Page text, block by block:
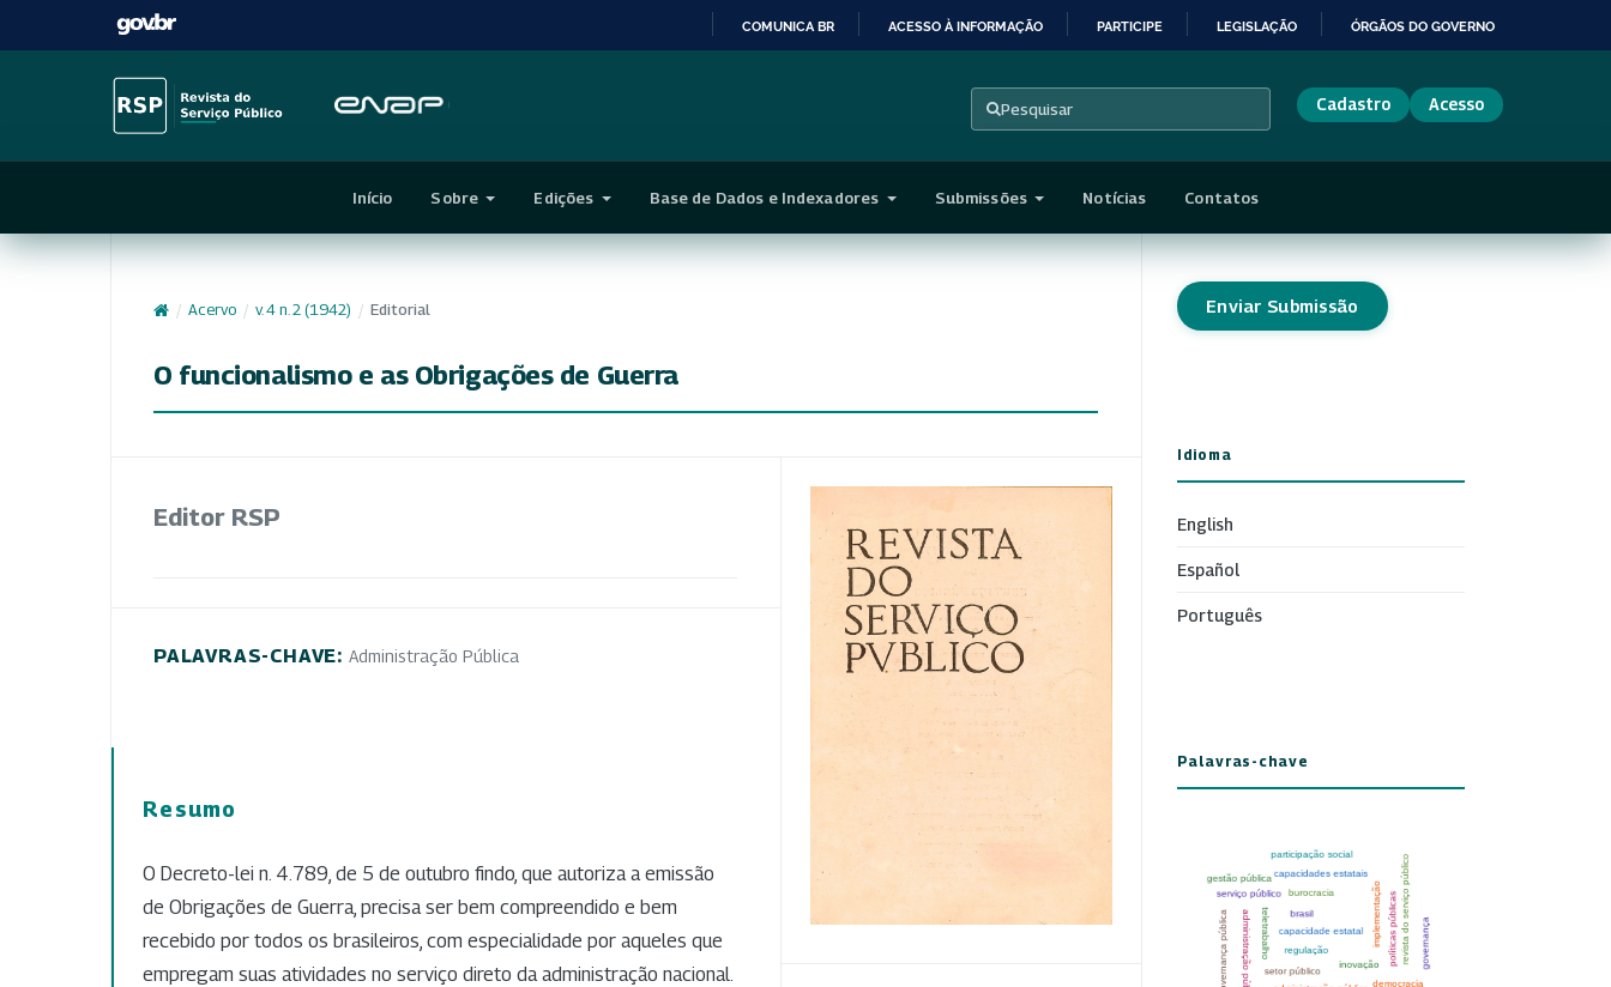
CONTEÚDO
COMUNICA BR ACESSO À INFORMAÇÃO PARTICIPE LEGISLAÇÃO ÓRGÃOS DO GOVERNO
Pesquisar Cadastro Acesso
Início Sobre Edições Base de Dados e Indexadores Submissões Notícias Contatos
/ Acervo / v. 4 n. 2 (1942) / Editorial
O funcionalismo e as Obrigações de Guerra
Editor RSP
PALAVRAS-CHAVE: Administração Pública
Resumo
O Decreto-lei n. 4.789, de 5 de outubro findo, que autoriza a emissão
de Obrigações de Guerra, precisa ser bem compreendido e bem
recebido por todos os brasileiros, com especialidade por aqueles que
empregam suas atividades no serviço direto da administração nacional.
Enviar Submissão
Idioma
English
Español
Português
Palavras-chave